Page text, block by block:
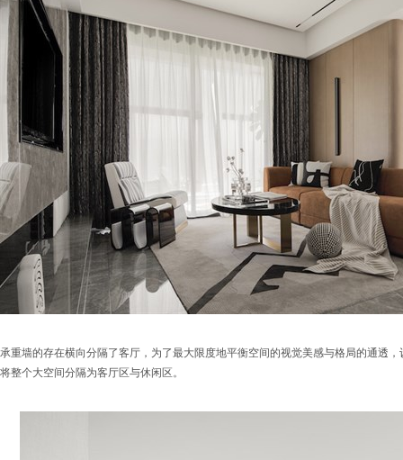
承重墙的存在横向分隔了客厅，为了最大限度地平衡空间的视觉美感与格局的通透
将整个大空间分隔为客厅区与休闲区。